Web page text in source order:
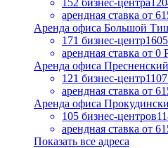
арендная ставка от
Аренда офиса Большой
171 бизнес-центр
арендная ставка от 0
Аренда офиса
121 бизнес-центр
арендная ставка от
Аренда офиса
105 бизнес-центров
арендная ставка от
Показать все адреса